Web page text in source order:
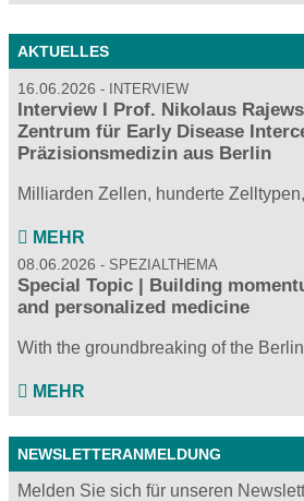
AKTUELLES
16.06.2026 INTERVIEW
Interview I Prof. Nikolaus
Zentrum für Early Disease
Präzisionsmedizin aus Berlin
Milliarden Zellen, hunderte
MEHR
08.06.2026 SPEZIALTHEMA
Special Topic | Building
and personalized medicine
With the groundbreaking of the
MEHR
NEWSLETTERANMELDUNG
Melden Sie sich für unseren